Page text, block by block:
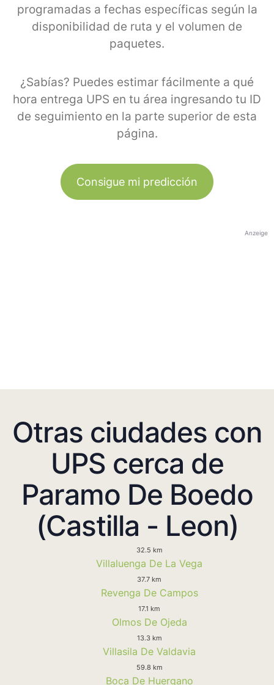
programadas a fechas específicas según la
disponibilidad de ruta y el volumen de
paquetes.
¿Sabías? Puedes estimar fácilmente a qué
hora entrega UPS en tu área ingresando tu ID
de seguimiento en la parte superior de esta
página.
Consigue mi predicción
Anzeige
Otras ciudades con
UPS cerca de
Paramo De Boedo
(Castilla - Leon)
32.5 km
Villaluenga De La Vega
37.7 km
Revenga De Campos
17.1 km
Olmos De Ojeda
13.3 km
Villasila De Valdavia
59.8 km
Boca De Huergano